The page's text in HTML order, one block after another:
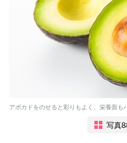
アボカドをのせると彩りもよく、栄養面も
写真8